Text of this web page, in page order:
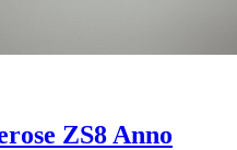
ZS8 Anno